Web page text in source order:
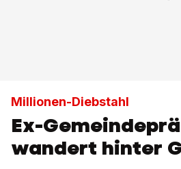
Millionen-Diebstahl
Ex-
wandert hinter